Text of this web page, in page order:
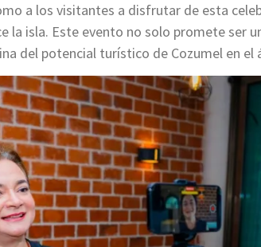
a los visitantes a disfrutar de esta
la isla. Este evento no solo promete ser
del potencial turístico de Cozumel en el